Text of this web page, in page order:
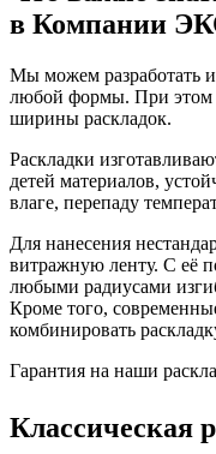
в Компании
Мы можем разработать
любой формы. При этом
ширины раскладок.
Раскладки
детей материалов,
влаге, перепаду
Для нанесения
витражную ленту. С её
любыми радиусами
Кроме того,
комбинировать
Гарантия на наши
Классическая